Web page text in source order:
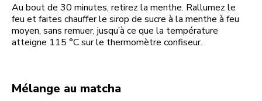
Au bout de 30 minutes, retirez la menthe. Rallumez le
feu et faites chauffer le sirop de sucre à la menthe à feu
moyen, sans remuer, jusqu’à ce que la température
atteigne 115 °C sur le thermomètre confiseur.
Mélange au matcha